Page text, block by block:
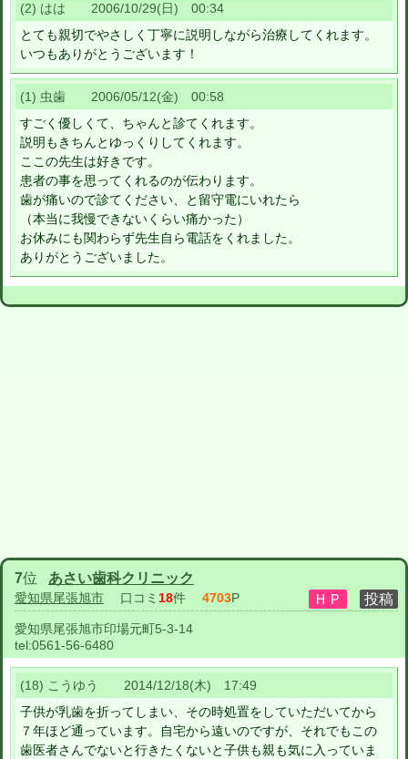
(2) はは 2006/10/29(日) 00:34
とても親切でやさしく丁寧に説明しながら治療してくれます。
いつもありがとうございます！
(1) 虫歯 2006/05/12(金) 00:58
すごく優しくて、ちゃんと診てくれます。
説明もきちんとゆっくりしてくれます。
ここの先生は好きです。
患者の事を思ってくれるのが伝わります。
歯が痛いので診てください、と留守電にいれたら
（本当に我慢できないくらい痛かった）
お休みにも関わらず先生自ら電話をくれました。
ありがとうございました。
7位 あさい歯科クリニック
愛知県尾張旭市 口コミ 18件 4703P
愛知県尾張旭市印場元町5-3-14
tel:0561-56-6480
(18) こうゆう 2014/12/18(木) 17:49
子供が乳歯を折ってしまい、その時処置をしていただいてから
７年ほど通っています。自宅から遠いのですが、それでもこの
歯医者さんでないと行きたくないと子供も親も気に入っていま